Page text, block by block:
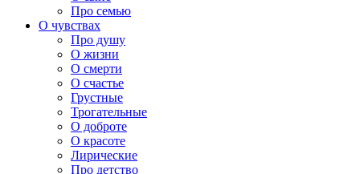
Про семью
О чувствах
Про душу
О жизни
О смерти
О счастье
Грустные
Трогательные
О доброте
О красоте
Лирические
Про детство